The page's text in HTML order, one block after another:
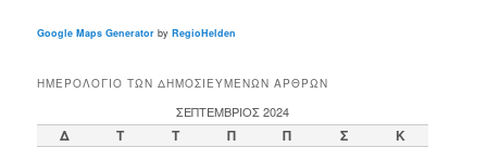
Google Maps Generator byRegioHelden
ΗΜΕΡΟΛΌΓΙΟ ΤΩΝ ΔΗΜΟΣΙΕΥΜΈΝΩΝ ΆΡΘΡΩΝ
ΣΕΠΤΈΜΒΡΙΟΣ 2024
Δ Τ Τ Π Π Σ Κ